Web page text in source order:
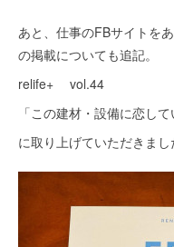
あと、仕事のFBサイトを
の掲載についても追記。
relife+ vol.44
「この建材・設備に恋して
に取り上げていただきまし